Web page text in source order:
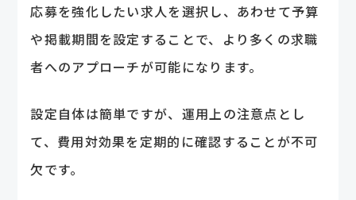
応募を強化したい求人を選択し、あわせて予算
や掲載期間を設定することで、より多くの求職
者へのアプローチが可能になります。
設定自体は簡単ですが、運用上の注意点とし
て、費用対効果を定期的に確認することが不可
欠です。